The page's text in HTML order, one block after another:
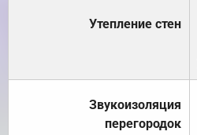
Утепление стен
Звукоизоляция
перегородок